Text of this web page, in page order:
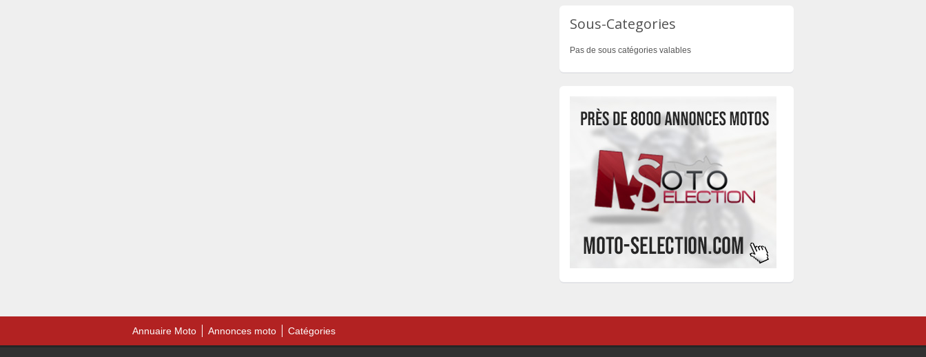
Sous-Categories
Pas de sous catégories valables
Annuaire Moto Annonces moto Catégories